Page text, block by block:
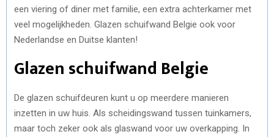
een viering of diner met familie, een extra achterkamer met
veel mogelijkheden. Glazen schuifwand Belgie ook voor
Nederlandse en Duitse klanten!
Glazen schuifwand Belgie
De glazen schuifdeuren kunt u op meerdere manieren
inzetten in uw huis. Als scheidingswand tussen tuinkamers,
maar toch zeker ook als glaswand voor uw overkapping. In